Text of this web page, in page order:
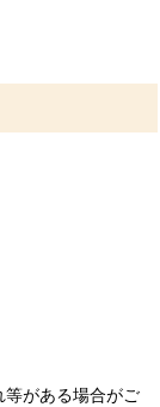
等がある場合がご